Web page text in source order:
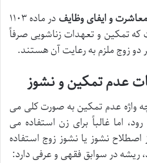
و ایفای وظایف
در ماده ۱۱۰۳
که تمکین و تعهدات زناشویی صرفاً
زوج ملزم به رعایت آن هستند.
واژه عدم تمکین به صورت کلی می
اما غالباً برای زن استفاده می
اصطلاح نشوز یا نشوز زوج استفاده
ریشه در سوابق فقهی و عرفی دارد: